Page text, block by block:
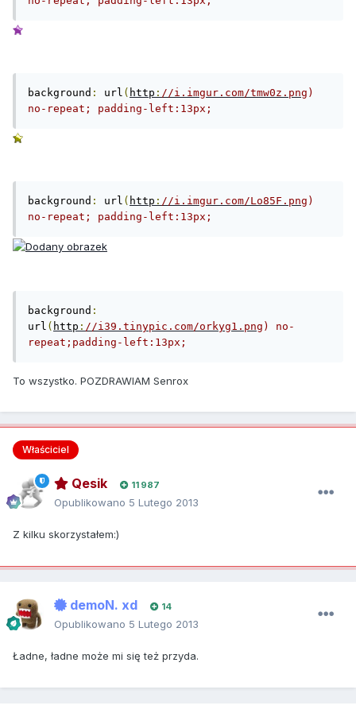
background : url ( http : //i.imgur.com/tmw0z.png )
no-repeat; padding-left:13px;
background : url ( http : //i.imgur.com/Lo85F.png )
no-repeat; padding-left:13px;
background :
url ( http : //i39.tinypic.com/orkyg1.png ) no-
repeat;padding-left:13px;
To wszystko. POZDRAWIAM Senrox
Właściciel
Qesik 11 987
Opublikowano 5 Lutego 2013
Z kilku skorzystałem:)
demoN. xd 14
Opublikowano 5 Lutego 2013
Ładne, ładne może mi się też przyda.